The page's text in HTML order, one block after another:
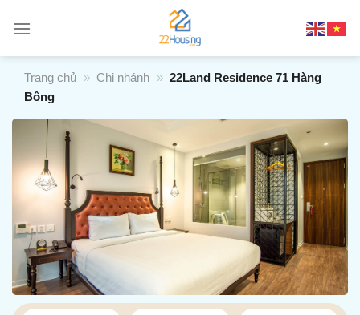
đến
Trang chủ » Chi nhánh » 22Land Residence 71 Hàng
Bông